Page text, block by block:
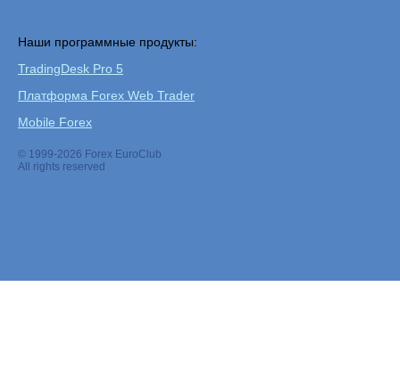
Наши программные продукты:
TradingDesk Pro 5
Платформа Forex Web Trader
Mobile Forex
© 1999-2026 Forex EuroClub
All rights reserved